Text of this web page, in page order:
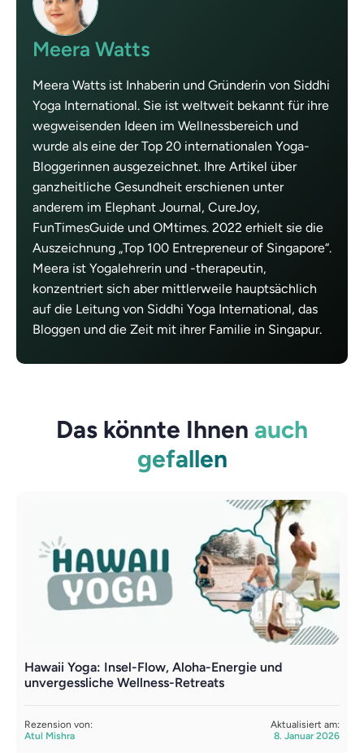
Meera Watts
Meera Watts ist Inhaberin und Gründerin von Siddhi
Yoga International. Sie ist weltweit bekannt für ihre
wegweisenden Ideen im Wellnessbereich und
wurde als eine der Top 20 internationalen Yoga-
Bloggerinnen ausgezeichnet. Ihre Artikel über
ganzheitliche Gesundheit erschienen unter
anderem im Elephant Journal, CureJoy,
FunTimesGuide und OMtimes. 2022 erhielt sie die
Auszeichnung „Top 100 Entrepreneur of Singapore“.
Meera ist Yogalehrerin und -therapeutin,
konzentriert sich aber mittlerweile hauptsächlich
auf die Leitung von Siddhi Yoga International, das
Bloggen und die Zeit mit ihrer Familie in Singapur.
Das könnte Ihnen auch
gefallen
Hawaii Yoga: Insel-Flow, Aloha-Energie und
unvergessliche Wellness-Retreats
Rezension von:
Atul Mishra
Aktualisiert am:
8. Januar 2026